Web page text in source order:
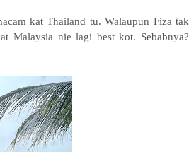
kat Thailand tu. Walaupun Fiza tak
Malaysia nie lagi best kot. Sebabnya?